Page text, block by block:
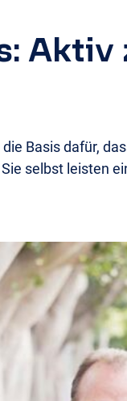
Aktiv
die Basis dafür,
selbst leisten